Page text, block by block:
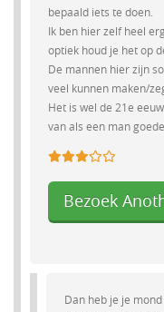
bepaald iets te doen.
Ik ben hier zelf heel
optiek houd je het op
De mannen hier zijn
veel kunnen maken/
Het is wel de 21e
van als een man
Bezoek
Dan heb je je